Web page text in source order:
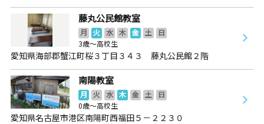
藤丸公民館教室
月 火 水 木 金 土
日
3歳～高校生
愛知県海部郡蟹江町桜３丁目３４３ 藤丸公民館２階
南陽教室
月 火 水 木 金 土
日
0歳～高校生
愛知県名古屋市港区南陽町西福田５－２２３０